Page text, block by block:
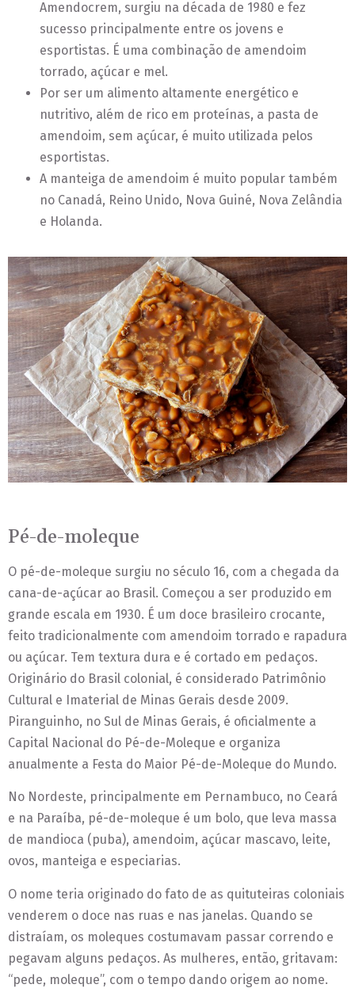
Amendocrem, surgiu na década de 1980 e fez
sucesso principalmente entre os jovens e
esportistas. É uma combinação de amendoim
torrado, açúcar e mel.
Por ser um alimento altamente energético e
nutritivo, além de rico em proteínas, a pasta de
amendoim, sem açúcar, é muito utilizada pelos
esportistas.
A manteiga de amendoim é muito popular também
no Canadá, Reino Unido, Nova Guiné, Nova Zelândia
e Holanda.
Pé-de-moleque
O pé-de-moleque surgiu no século 16, com a chegada da
cana-de-açúcar ao Brasil. Começou a ser produzido em
grande escala em 1930. É um doce brasileiro crocante,
feito tradicionalmente com amendoim torrado e rapadura
ou açúcar. Tem textura dura e é cortado em pedaços.
Originário do Brasil colonial, é considerado Patrimônio
Cultural e Imaterial de Minas Gerais desde 2009.
Piranguinho, no Sul de Minas Gerais, é oficialmente a
Capital Nacional do Pé-de-Moleque e organiza
anualmente a Festa do Maior Pé-de-Moleque do Mundo.
No Nordeste, principalmente em Pernambuco, no Ceará
e na Paraíba, pé-de-moleque é um bolo, que leva massa
de mandioca (puba), amendoim, açúcar mascavo, leite,
ovos, manteiga e especiarias.
O nome teria originado do fato de as quituteiras coloniais
venderem o doce nas ruas e nas janelas. Quando se
distraíam, os moleques costumavam passar correndo e
pegavam alguns pedaços. As mulheres, então, gritavam:
“pede, moleque”, com o tempo dando origem ao nome.